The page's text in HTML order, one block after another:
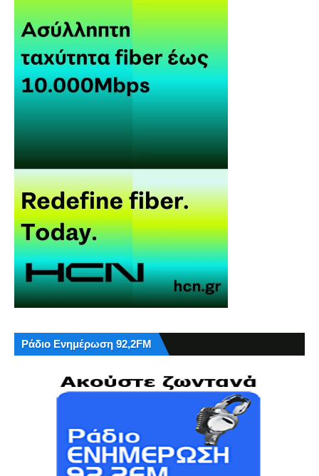
Ράδιο Ενημέρωση 92,2FM